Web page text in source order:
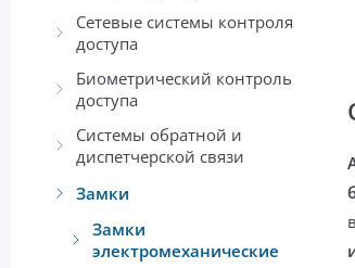
Сетевые системы контроля
доступа
Биометрический контроль
доступа
Системы обратной и
диспетчерской связи
Замки
Замки
электромеханические